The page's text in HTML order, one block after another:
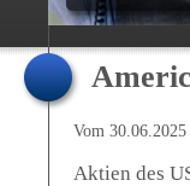
Vom
Aktien des